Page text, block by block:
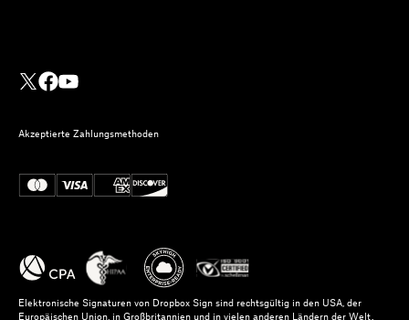
Akzeptierte Zahlungsmethoden
Elektronische Signaturen von Dropbox Sign sind rechtsgültig in den USA, der
Europäischen Union, in Großbritannien und in vielen anderen Ländern der Welt.